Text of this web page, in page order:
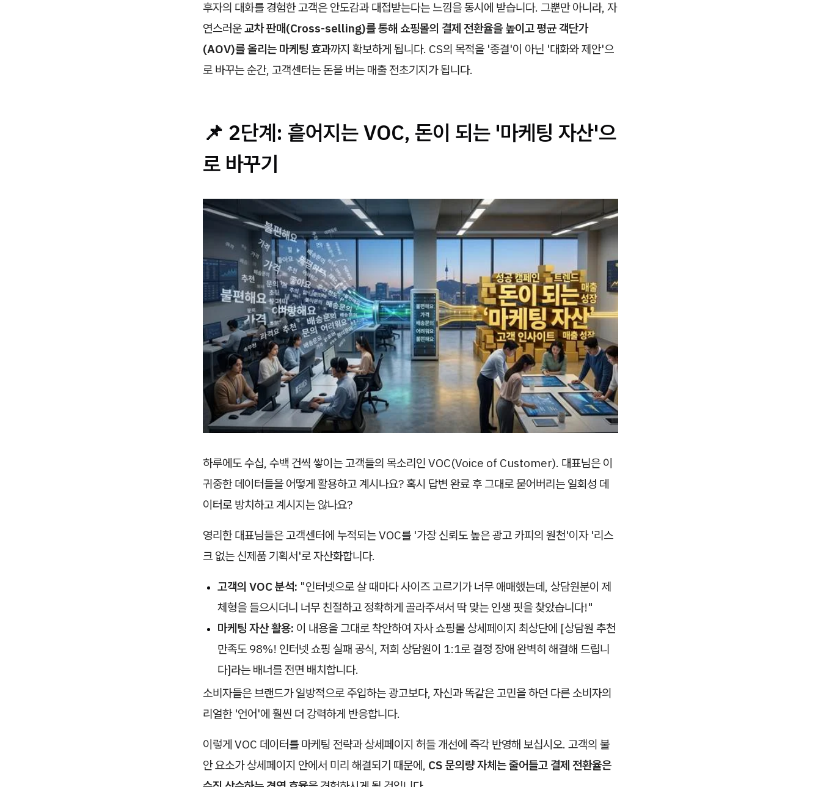
후자의 대화를 경험한 고객은 안도감과 대접받는다는 느낌을 동시에 받습니다. 그뿐만 아니라, 자
연스러운교차 판매(Cross-selling)를 통해 쇼핑몰의 결제 전환율을 높이고 평균 객단가
(AOV)를 올리는 마케팅 효과까지 확보하게 됩니다. CS의 목적을 '종결'이 아닌 '대화와 제안'으
로 바꾸는 순간, 고객센터는 돈을 버는 매출 전초기지가 됩니다.
📌 2단계: 흩어지는 VOC, 돈이 되는 '마케팅 자산'으
로 바꾸기
하루에도 수십, 수백 건씩 쌓이는 고객들의 목소리인 VOC(Voice of Customer). 대표님은 이
귀중한 데이터들을 어떻게 활용하고 계시나요? 혹시 답변 완료 후 그대로 묻어버리는 일회성 데
이터로 방치하고 계시지는 않나요?
영리한 대표님들은 고객센터에 누적되는 VOC를 '가장 신뢰도 높은 광고 카피의 원천'이자 '리스
크 없는 신제품 기획서'로 자산화합니다.
고객의 VOC 분석: "인터넷으로 살 때마다 사이즈 고르기가 너무 애매했는데, 상담원분이 제
체형을 들으시더니 너무 친절하고 정확하게 골라주셔서 딱 맞는 인생 핏을 찾았습니다!"
마케팅 자산 활용: 이 내용을 그대로 착안하여 자사 쇼핑몰 상세페이지 최상단에 [상담원 추천
만족도 98%! 인터넷 쇼핑 실패 공식, 저희 상담원이 1:1로 결정 장애 완벽히 해결해 드립니
다]라는 배너를 전면 배치합니다.
소비자들은 브랜드가 일방적으로 주입하는 광고보다, 자신과 똑같은 고민을 하던 다른 소비자의
리얼한 '언어'에 훨씬 더 강력하게 반응합니다.
이렇게 VOC 데이터를 마케팅 전략과 상세페이지 허들 개선에 즉각 반영해 보십시오. 고객의 불
안 요소가 상세페이지 안에서 미리 해결되기 때문에, CS 문의량 자체는 줄어들고 결제 전환율은